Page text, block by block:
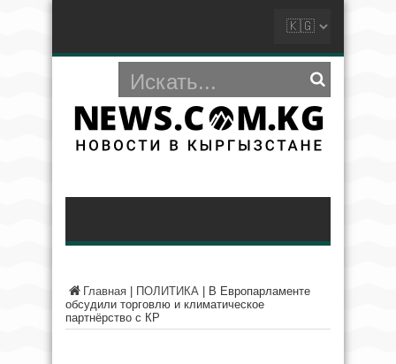
Главная ПОЛИТИКА
В Европарламенте
обсудили торговлю и климатическое
партнёрство с КР